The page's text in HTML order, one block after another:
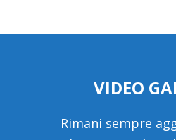
VIDEO
Rimani sempre